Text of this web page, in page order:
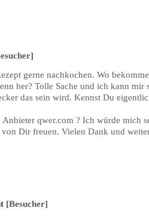
gerne nachkochen. Wo
her? Tolle Sache und ich kann mir
das sein wird. Kennst Du
Anbieter qwer.com ? Ich würde mich
Dir freuen. Vielen Dank und
[Besucher]